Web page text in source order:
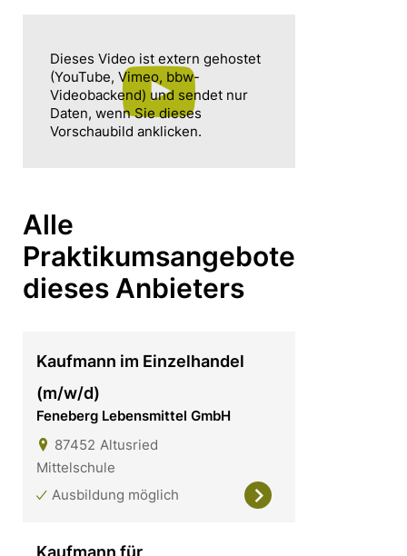
Dieses Video ist extern gehostet
(YouTube, Vimeo, bbw-
Videobackend) und sendet nur
Daten, wenn Sie dieses
Vorschaubild anklicken.
Alle
Praktikumsangebote
dieses Anbieters
Kaufmann im Einzelhandel
(m/w/d)
Feneberg Lebensmittel GmbH
87452 Altusried
Mittelschule
Ausbildung möglich
Kaufmann für